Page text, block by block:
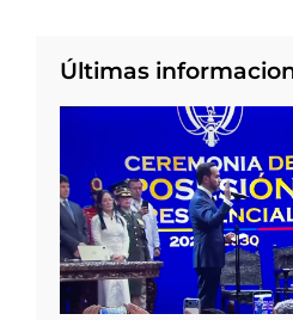
Últimas